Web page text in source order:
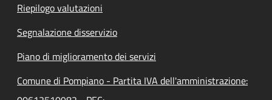
Riepilogo valutazioni
Segnalazione disservizio
Piano di miglioramento dei servizi
Comune di Pompiano - Partita IVA dell'amministrazione: